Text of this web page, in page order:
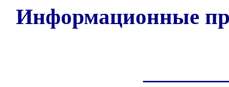
Информационные